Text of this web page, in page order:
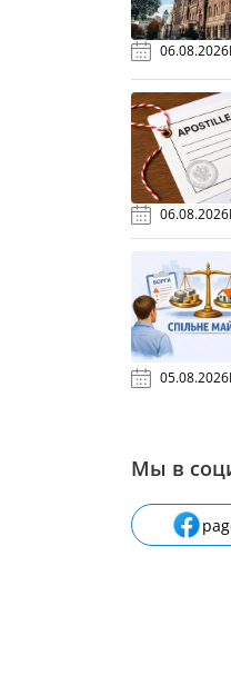
06.08.2026
06.08.2026
05.08.2026
Мы в